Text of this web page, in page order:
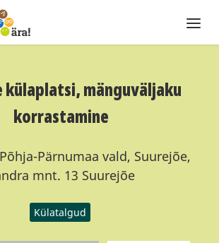
külaplatsi, mänguväljaku
korrastamine
Pärnumaa vald, Suurejõe,
mnt. 13 Suurejõe
Külatalgud